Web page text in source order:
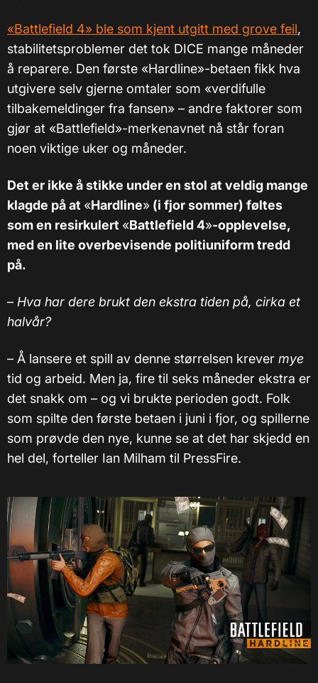
«Battlefield 4» ble som kjent utgitt med grove feil,
stabilitetsproblemer det tok DICE mange måneder
å reparere. Den første «Hardline»-betaen fikk hva
utgivere selv gjerne omtaler som «verdifulle
tilbakemeldinger fra fansen» – andre faktorer som
gjør at «Battlefield»-merkenavnet nå står foran
noen viktige uker og måneder.
Det er ikke å stikke under en stol at veldig mange
klagde på at «Hardline» (i fjor sommer) føltes
som en resirkulert «Battlefield 4»-opplevelse,
med en lite overbevisende politiuniform tredd
på.
– Hva har dere brukt den ekstra tiden på, cirka et
halvår?
– Å lansere et spill av denne størrelsen krever mye
tid og arbeid. Men ja, fire til seks måneder ekstra er
det snakk om – og vi brukte perioden godt. Folk
som spilte den første betaen i juni i fjor, og spillerne
som prøvde den nye, kunne se at det har skjedd en
hel del, forteller Ian Milham til PressFire.